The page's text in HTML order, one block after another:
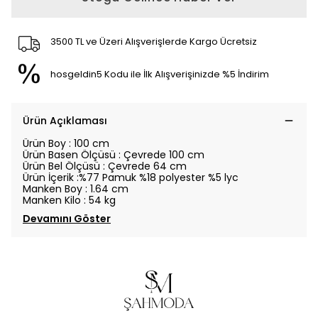
3500 TL ve Üzeri Alışverişlerde Kargo Ücretsiz
hosgeldin5 Kodu ile İlk Alışverişinizde %5 İndirim
Ürün Açıklaması
Ürün Boy : 100 cm
Ürün Basen Ölçüsü : Çevrede 100 cm
Ürün Bel Ölçüsü : Çevrede 64 cm
Ürün İçerik :%77 Pamuk %18 polyester %5 lyc
Manken Boy : 1.64 cm
Manken Kilo : 54 kg
Devamını Göster